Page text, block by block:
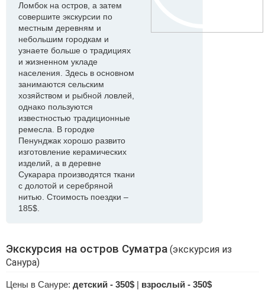
Ломбок на остров, а затем
совершите экскурсии по
местным деревням и
небольшим городкам и
узнаете больше о традициях
и жизненном укладе
населения. Здесь в основном
занимаются сельским
хозяйством и рыбной ловлей,
однако пользуются
известностью традиционные
ремесла. В городке
Пенунджак хорошо развито
изготовление керамических
изделий, а в деревне
Сукарара производятся ткани
с долотой и серебряной
нитью. Стоимость поездки –
185$.
Экскурсия на остров Суматра (экскурсия из
Санура)
Цены в Сануре: детский - 350$ | взрослый - 350$